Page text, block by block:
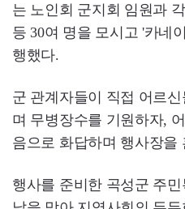
는 노인회 군지회 임원과
등 30여 명을 모시고 '카네
행했다.
군 관계자들이 직접 어르
며 무병장수를 기원하자,
음으로 화답하며 행사장을
행사를 준비한 곡성군 주